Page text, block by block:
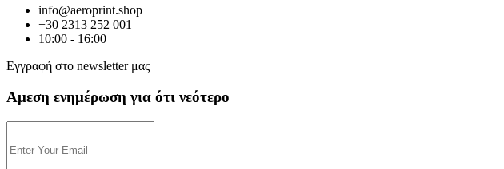
info@aeroprint.shop
+30 2313 252 001
10:00 - 16:00
Εγγραφή στο newsletter μας
Αμεση ενημέρωση για ότι νεότερο